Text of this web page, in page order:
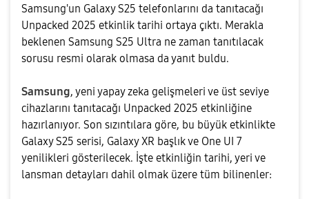
Samsung'un Galaxy S25 telefonlarını da tanıtacağı
Unpacked 2025 etkinlik tarihi ortaya çıktı. Merakla
beklenen Samsung S25 Ultra ne zaman tanıtılacak
sorusu resmi olarak olmasa da yanıt buldu.
Samsung, yeni yapay zeka gelişmeleri ve üst seviye
cihazlarını tanıtacağı Unpacked 2025 etkinliğine
hazırlanıyor. Son sızıntılara göre, bu büyük etkinlikte
Galaxy S25 serisi, Galaxy XR başlık ve One UI 7
yenilikleri gösterilecek. İşte etkinliğin tarihi, yeri ve
lansman detayları dahil olmak üzere tüm bilinenler: